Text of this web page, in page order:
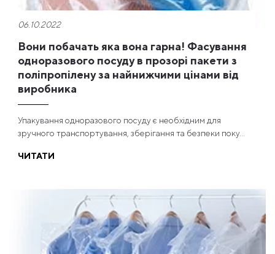
06.10.2022
Вони побачать яка вона гарна! Фасування
одноразового посуду в прозорі пакети з
поліпропілену за найнижчими цінами від
виробника
Упакування одноразового посуду є необхідним для
зручного транспортування, зберігання та безпеки поку...
ЧИТАТИ